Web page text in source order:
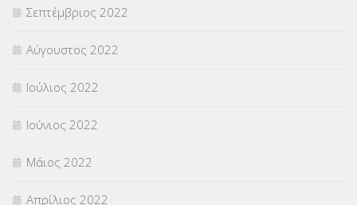
Σεπτέμβριος 2022
Αύγουστος 2022
Ιούλιος 2022
Ιούνιος 2022
Μάιος 2022
Απρίλιος 2022